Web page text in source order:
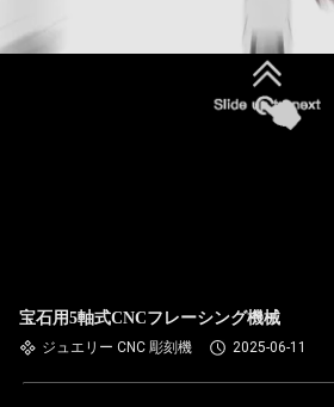
宝石用5軸式CNCフレーシング機械
ジュエリー CNC 彫刻機 2025-06-11